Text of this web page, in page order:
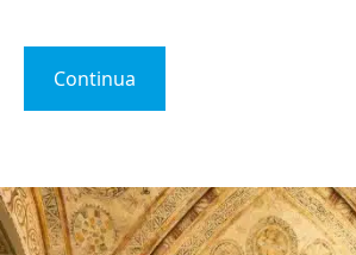
Continua